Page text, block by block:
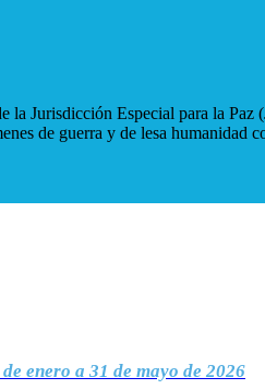
Jurisdicción Especial para la
de guerra y de lesa humanidad
de enero a 31 de mayo de 2026